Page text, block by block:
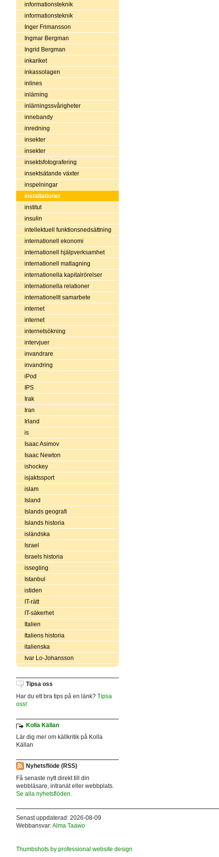
informationsteknik
informationsteknik
Inger Frimansson
Ingmar Bergman
Ingrid Bergman
inkariket
inkassolagen
inlines
inlärning
inlärningssvårigheter
innebandy
inredning
insekter
insekter
insektsfotografering
insektsätande växter
inspelningar
installationer
institut
insulin
intellektuell funktionsnedsättning
internationell ekonomi
internationell hjälpverksamhet
internationell matlagning
internationella kapitalrörelser
internationella relationer
internationellt samarbete
internet
internet
internetsökning
intervjuer
invandrare
invandring
iPod
IPS
Irak
Iran
Irland
is
Isaac Asimov
Isaac Newton
ishockey
isjaktssport
islam
Island
Islands geografi
Islands historia
isländska
Israel
Israels historia
issegling
Istanbul
istiden
IT-rätt
IT-säkerhet
Italien
Italiens historia
italienska
Ivar Lo-Johansson
Tipsa oss
Har du ett bra tips på en länk? Tipsa
oss!
Kolla Källan
Lär dig mer om källkritik på Kolla
Källan
Nyhetsflöde (RSS)
Få senaste nytt direkt till din
webbläsare, intranät eller webbplats.
Se alla nyhetsflöden.
Senast uppdaterad: 2026-08-09
Webbansvar:Alma Taawo
Thumbshots by professional website design